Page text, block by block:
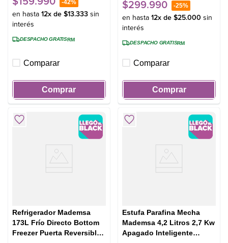
-42%
en hasta 12x de $13.333 sin
interés
DESPACHO GRATISRM
Comparar
Comprar
$299.990 -25%
en hasta 12x de $25.000 sin
interés
DESPACHO GRATISRM
Comparar
Comprar
Refrigerador Mademsa
173L Frío Directo Bottom
Freezer Puerta Reversible
Estufa Parafina Mecha
Mademsa 4,2 Litros 2,7 Kw
Apagado Inteligente